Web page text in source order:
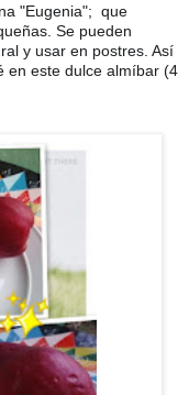
"Eugenia"; que
Se pueden
y usar en postres. Así
en este dulce almíbar (4